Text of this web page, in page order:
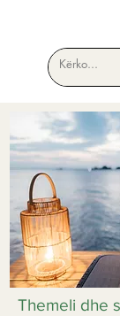
Themeli dhe